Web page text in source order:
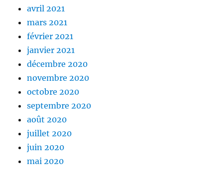
avril 2021
mars 2021
février 2021
janvier 2021
décembre 2020
novembre 2020
octobre 2020
septembre 2020
août 2020
juillet 2020
juin 2020
mai 2020